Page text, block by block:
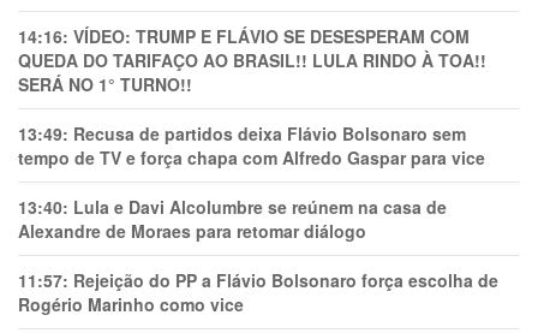
14:16: VÍDEO: TRUMP E FLÁVIO SE DESESPERAM COM
QUEDA DO TARIFAÇO AO BRASIL!! LULA RINDO À TOA!!
SERÁ NO 1° TURNO!!
13:49: Recusa de partidos deixa Flávio Bolsonaro sem
tempo de TV e força chapa com Alfredo Gaspar para vice
13:40: Lula e Davi Alcolumbre se reúnem na casa de
Alexandre de Moraes para retomar diálogo
11:57: Rejeição do PP a Flávio Bolsonaro força escolha de
Rogério Marinho como vice